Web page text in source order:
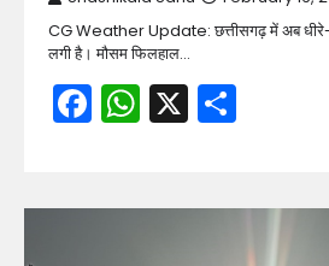
CG Weather Update: छत्तीसगढ़ में अब धीरे-
लगी है। मौसम फिलहाल…
Facebook
WhatsApp
X